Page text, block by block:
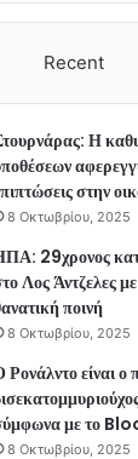
Recent
Η
στην
8 Οκτωβρίου, 2025
29χρονος
Λος Άντζελες
ποινή
8 Οκτωβρίου, 2025
Ρονάλντο είναι ο
με το
8 Οκτωβρίου, 2025